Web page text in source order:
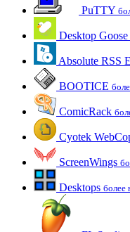
PuTTY
Desktop Goose
Absolute RSS
BOOTICE
ComicRack
Cyotek
ScreenWings
Desktops более